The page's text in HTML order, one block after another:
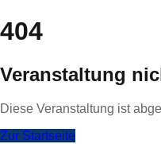
404
Veranstaltung
Diese Veranstaltung ist
Zur Startseite